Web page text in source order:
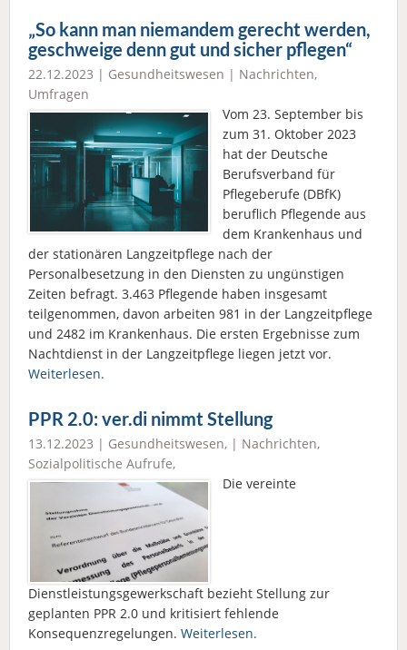
„So kann man niemandem gerecht werden,
geschweige denn gut und sicher pflegen“
22.12.2023 | Gesundheitswesen | Nachrichten,
Umfragen
Vom 23. September bis
zum 31. Oktober 2023
hat der Deutsche
Berufsverband für
Pflegeberufe (DBfK)
beruflich Pflegende aus
dem Krankenhaus und
der stationären Langzeitpflege nach der
Personalbesetzung in den Diensten zu ungünstigen
Zeiten befragt. 3.463 Pflegende haben insgesamt
teilgenommen, davon arbeiten 981 in der Langzeitpflege
und 2482 im Krankenhaus. Die ersten Ergebnisse zum
Nachtdienst in der Langzeitpflege liegen jetzt vor.
Weiterlesen.
PPR 2.0: ver.di nimmt Stellung
13.12.2023 | Gesundheitswesen, | Nachrichten,
Sozialpolitische Aufrufe,
Die vereinte
Dienstleistungsgewerkschaft bezieht Stellung zur
geplanten PPR 2.0 und kritisiert fehlende
Konsequenzregelungen. Weiterlesen.